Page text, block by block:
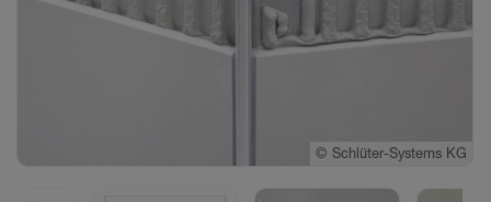
© Schlüter-Systems KG
© Schlüter-Systems KG
© Schlüter-Systems KG
© Schlüter-Systems KG